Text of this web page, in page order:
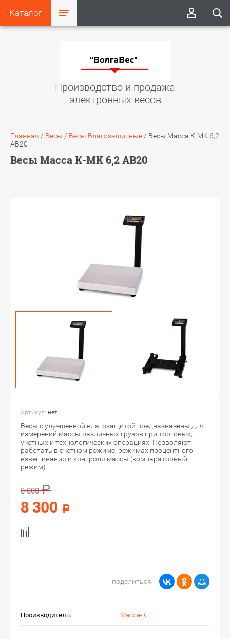
Каталог
Производство и продажа
электронных весов
Главная / Весы / Весы Влагозащитные / Весы Масса К-MK 6,2
АВ20
Весы Масса К-MK 6,2 АВ20
Артикул: нет
Весы с улучшенной влагозащитой предназначены для
измерений массы различных грузов при торговых,
учетных и технологических операциях. Позволяют
работать в счетном режиме, режимах процентного
взвешивания и контроля массы (компараторный
режим).
8 800 Р
8 300 Р
поделиться
Производитель: Масса-К